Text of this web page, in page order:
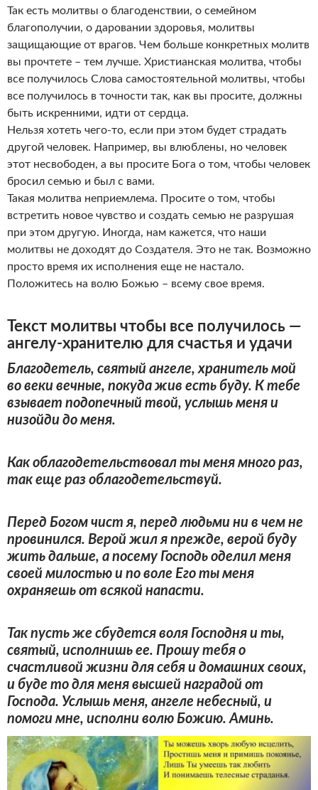
Так есть молитвы о благоденствии, о семейном
благополучии, о даровании здоровья, молитвы
защищающие от врагов. Чем больше конкретных молитв
вы прочтете – тем лучше. Христианская молитва, чтобы
все получилось Слова самостоятельной молитвы, чтобы
все получилось в точности так, как вы просите, должны
быть искренними, идти от сердца.
Нельзя хотеть чего-то, если при этом будет страдать
другой человек. Например, вы влюблены, но человек
этот несвободен, а вы просите Бога о том, чтобы человек
бросил семью и был с вами.
Такая молитва неприемлема. Просите о том, чтобы
встретить новое чувство и создать семью не разрушая
при этом другую. Иногда, нам кажется, что наши
молитвы не доходят до Создателя. Это не так. Возможно
просто время их исполнения еще не настало.
Положитесь на волю Божью – всему свое время.
Текст молитвы чтобы все получилось —
ангелу-хранителю для счастья и удачи
Благодетель, святый ангеле, хранитель мой
во веки вечные, покуда жив есть буду. К тебе
взывает подопечный твой, услышь меня и
низойди до меня.
Как облагодетельствовал ты меня много раз,
так еще раз облагодетельствуй.
Перед Богом чист я, перед людьми ни в чем не
провинился. Верой жил я прежде, верой буду
жить дальше, а посему Господь оделил меня
своей милостью и по воле Его ты меня
охраняешь от всякой напасти.
Так пусть же сбудется воля Господня и ты,
святый, исполнишь ее. Прошу тебя о
счастливой жизни для себя и домашних своих,
и буде то для меня высшей наградой от
Господа. Услышь меня, ангеле небесный, и
помоги мне, исполни волю Божию. Аминь.